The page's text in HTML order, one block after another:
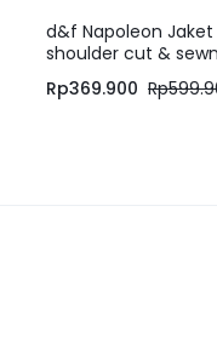
d&f Napoleon Jaket
shoulder cut &
Rp369.900 Rp